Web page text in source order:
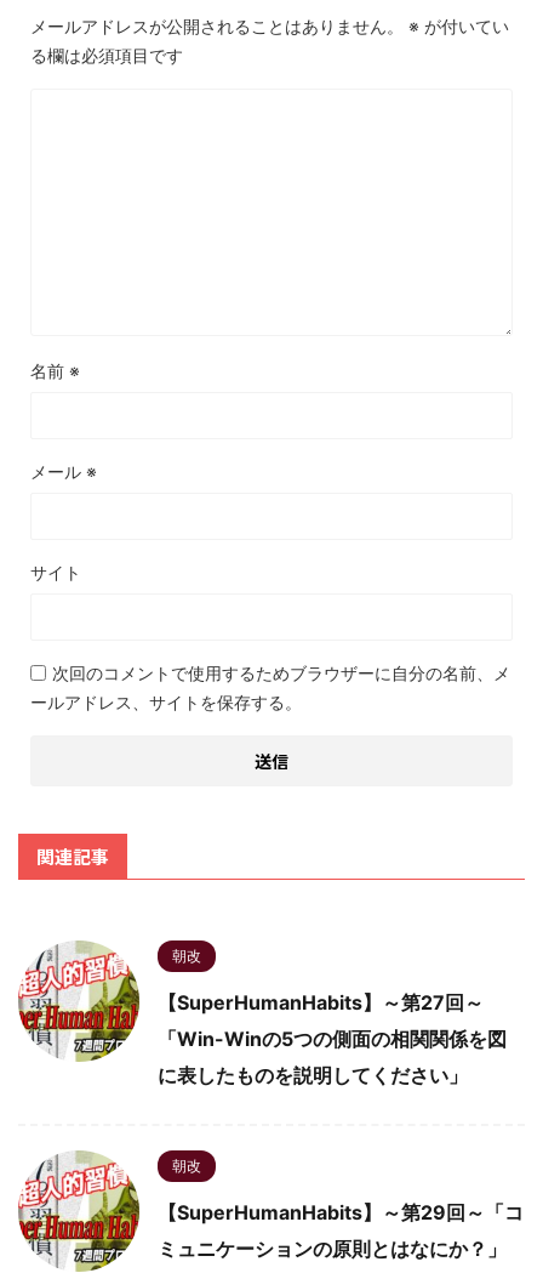
メールアドレスが公開されることはありません。 ※ が付いてい
る欄は必須項目です
名前 ※
メール ※
サイト
次回のコメントで使用するためブラウザーに自分の名前、メ
ールアドレス、サイトを保存する。
関連記事
朝改
【SuperHumanHabits】～第27回～
「Win-Winの5つの側面の相関関係を図
に表したものを説明してください」
朝改
【SuperHumanHabits】～第29回～「コ
ミュニケーションの原則とはなにか？」